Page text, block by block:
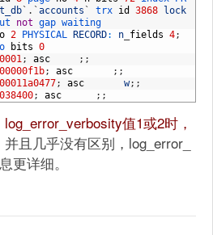
` . ` accounts ` trx id 3868
lock
not gap waiting
2 PHYSICAL RECORD: n fields 4;
bits 0
; asc ; ;
; asc ; ;
; asc w; ;
; asc ; ;
log_error_verbosity值1或2时，
并且几乎没有区别，log_error_
更详细。